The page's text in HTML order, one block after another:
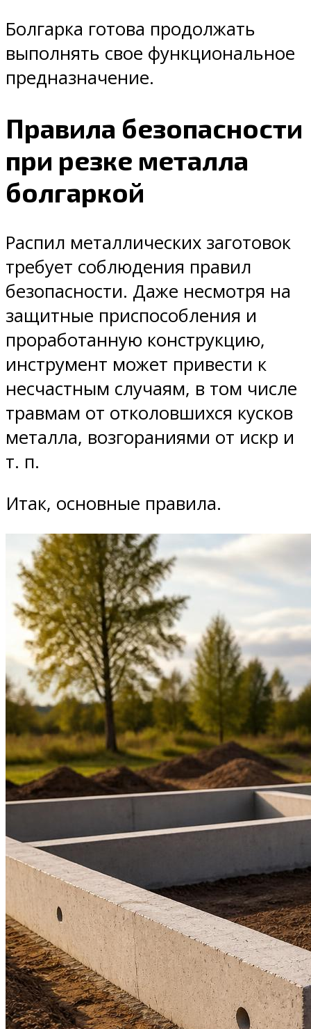
Болгарка готова продолжать
выполнять свое функциональное
предназначение.
Правила безопасности
при резке металла
болгаркой
Распил металлических заготовок
требует соблюдения правил
безопасности. Даже несмотря на
защитные приспособления и
проработанную конструкцию,
инструмент может привести к
несчастным случаям, в том числе
травмам от отколовшихся кусков
металла, возгораниями от искр и
т. п.
Итак, основные правила.